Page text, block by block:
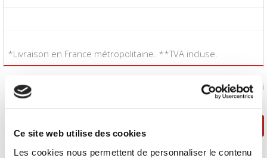
Ce site web utilise des cookies
Les cookies nous permettent de personnaliser le contenu
*Livraison en France métropolitaine. **TVA incluse.
conditions générales de vente: Oui